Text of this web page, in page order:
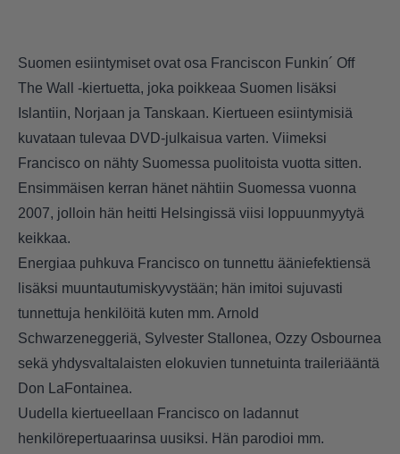
Suomen esiintymiset ovat osa Franciscon Funkin´ Off
The Wall -kiertuetta, joka poikkeaa Suomen lisäksi
Islantiin, Norjaan ja Tanskaan. Kiertueen esiintymisiä
kuvataan tulevaa DVD-julkaisua varten. Viimeksi
Francisco on nähty Suomessa puolitoista vuotta sitten.
Ensimmäisen kerran hänet nähtiin Suomessa vuonna
2007, jolloin hän heitti Helsingissä viisi loppuunmyytyä
keikkaa.
Energiaa puhkuva Francisco on tunnettu ääniefektiensä
lisäksi muuntautumiskyvystään; hän imitoi sujuvasti
tunnettuja henkilöitä kuten mm. Arnold
Schwarzeneggeriä, Sylvester Stallonea, Ozzy Osbournea
sekä yhdysvaltalaisten elokuvien tunnetuinta traileriääntä
Don LaFontainea.
Uudella kiertueellaan Francisco on ladannut
henkilörepertuaarinsa uusiksi. Hän parodioi mm.